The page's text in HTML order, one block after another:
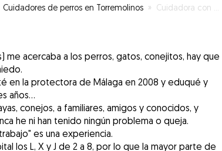
Cuidadores de perros en Torremolinos » Cuidadora con experiencia , responsable ,atenta, juguetona, responsable y amante de todo tipo de mascotas
me acercaba a los perros, gatos, conejitos, hay que
en la protectora de Málaga en 2008 y eduqué y
años...
conejos, a familiares, amigos y conocidos, y
he ni han tenido ningún problema o queja.
es una experiencia.
los L, X y J de 2 a 8, por lo que la mayor parte de